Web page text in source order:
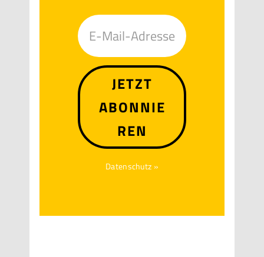
JETZT
ABONNIE
REN
Datenschutz »